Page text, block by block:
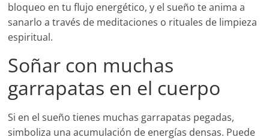
bloqueo en tu flujo energético, y el sueño te anima a
sanarlo a través de meditaciones o rituales de limpieza
espiritual.
Soñar con muchas
garrapatas en el cuerpo
Si en el sueño tienes muchas garrapatas pegadas,
simboliza una acumulación de energías densas. Puede